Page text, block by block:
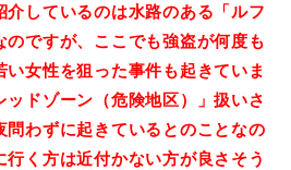
しているのは水路のある「ルフ
のですが、ここでも強盗が何度も
女性を狙った事件も起きていま
ドゾーン（危険地区）」扱いさ
問わずに起きているとのことなの
く方は近付かない方が良さそう